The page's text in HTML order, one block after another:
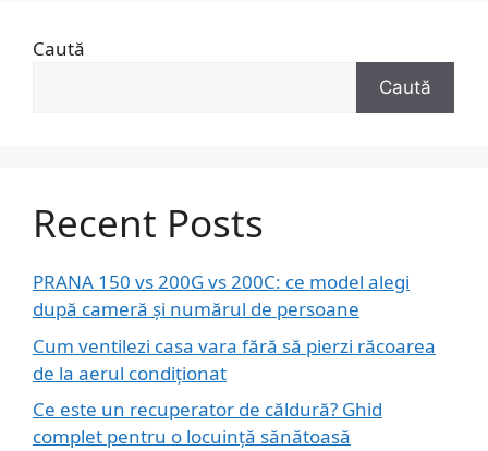
Caută
Caută
Recent Posts
PRANA 150 vs 200G vs 200C: ce model alegi
după cameră și numărul de persoane
Cum ventilezi casa vara fără să pierzi răcoarea
de la aerul condiționat
Ce este un recuperator de căldură? Ghid
complet pentru o locuință sănătoasă